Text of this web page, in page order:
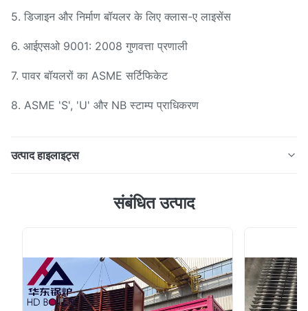
5. डिजाइन और निर्माण बॉयलर के लिए क्लास-ए लाइसेंस
6. आईएसओ 9001: 2008 गुणवत्ता प्रणाली
7. पावर बॉयलरों का ASME सर्टिफिकेट
8. ASME 'S', 'U' और NB स्टाम्प प्राधिकरण
उत्पाद हाइलाइट्स
शेल और फिन ट्यूब उत्पाद वर्णन 1. बंद ट्यूब हीट एक्सचेंजर्स एक खोल
3. बंद ट्यूब का उपयोग तब किया जाता ...
संबंधित उत्पाद